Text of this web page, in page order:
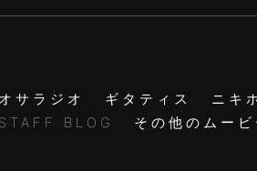
オサラジオ ギタティス ニキ
STAFF BLOG その他のムービ